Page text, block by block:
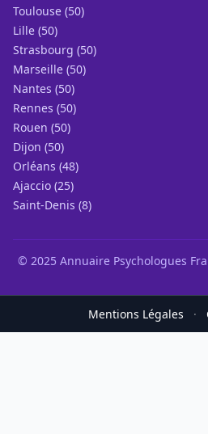
Toulouse (50)
Lille (50)
Strasbourg (50)
Marseille (50)
Nantes (50)
Rennes (50)
Rouen (50)
Dijon (50)
Orléans (48)
Ajaccio (25)
Saint-Denis (8)
© 2025 Annuaire Psychologues
Mentions Légales ·